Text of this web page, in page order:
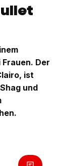
Der
ist
und